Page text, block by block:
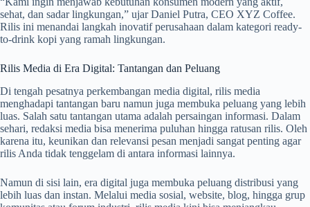
sehat, dan sadar lingkungan,” ujar Daniel Putra, CEO XYZ Coffee.
Rilis ini menandai langkah inovatif perusahaan dalam kategori ready-
to-drink kopi yang ramah lingkungan.
Rilis Media di Era Digital: Tantangan dan Peluang
Di tengah pesatnya perkembangan media digital, rilis media
menghadapi tantangan baru namun juga membuka peluang yang lebih
luas. Salah satu tantangan utama adalah persaingan informasi. Dalam
sehari, redaksi media bisa menerima puluhan hingga ratusan rilis. Oleh
karena itu, keunikan dan relevansi pesan menjadi sangat penting agar
rilis Anda tidak tenggelam di antara informasi lainnya.
Namun di sisi lain, era digital juga membuka peluang distribusi yang
lebih luas dan instan. Melalui media sosial, website, blog, hingga grup